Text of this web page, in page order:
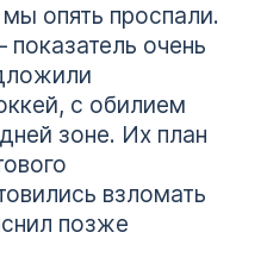
опять проспали.
очень
с обилием
зоне. Их план
взломать
позже